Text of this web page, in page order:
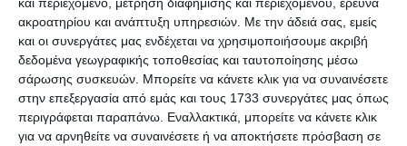
ακροατηρίου και ανάπτυξη υπηρεσιών. Με την άδειά σας, εμείς
και οι συνεργάτες μας ενδέχεται να χρησιμοποιήσουμε ακριβή
δεδομένα γεωγραφικής τοποθεσίας και ταυτοποίησης μέσω
σάρωσης συσκευών. Μπορείτε να κάνετε κλικ για να συναινέσετε
στην επεξεργασία από εμάς και τους 1733 συνεργάτες μας όπως
περιγράφεται παραπάνω. Εναλλακτικά, μπορείτε να κάνετε κλικ
για να αρνηθείτε να συναινέσετε ή να αποκτήσετε πρόσβαση σε
Τύπος
μαρκαδόρου
Tattoo
Τύπος μύτης Λεπτή
Χρώμα Γραφής Μαύρο